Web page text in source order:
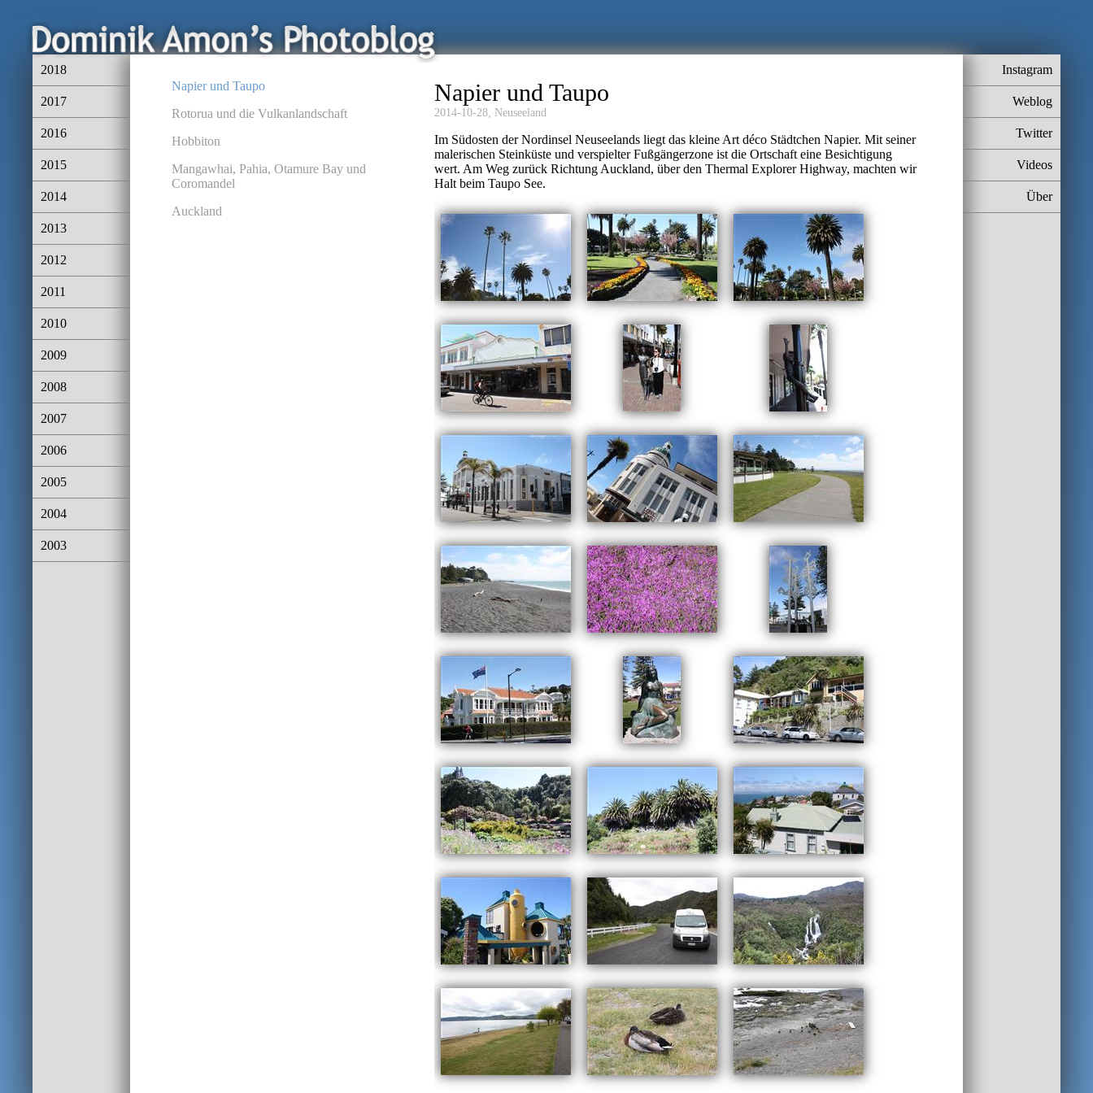
2018
2017
2016
2015
2014
2013
2012
2011
2010
2009
2008
2007
2006
2005
2004
2003
Instagram
Weblog
Twitter
Videos
Über
Napier und Taupo
Rotorua und die Vulkanlandschaft
Hobbiton
Mangawhai, Pahia, Otamure Bay und
Coromandel
Auckland
Napier und Taupo
2014-10-28, Neuseeland
Im Südosten der Nordinsel Neuseelands liegt das kleine Art déco Städtchen Napier. Mit seiner
malerischen Steinküste und verspielter Fußgängerzone ist die Ortschaft eine Besichtigung
wert. Am Weg zurück Richtung Auckland, über den Thermal Explorer Highway, machten wir
Halt beim Taupo See.